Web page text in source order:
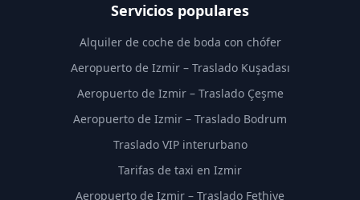
Servicios populares
Alquiler de coche de boda con chófer
Aeropuerto de Izmir – Traslado Kuşadası
Aeropuerto de Izmir – Traslado Çeşme
Aeropuerto de Izmir – Traslado Bodrum
Traslado VIP interurbano
Tarifas de taxi en Izmir
Aeropuerto de Izmir – Traslado Fethiye